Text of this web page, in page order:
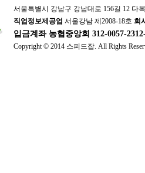
서울특별시 강남구 강남대로 156길 12 다
직업정보제공업 서울강남 제2008-18호 회
입금계좌 농협중앙회 312-0057-
Copyright © 2014 스피드잡. All Rights